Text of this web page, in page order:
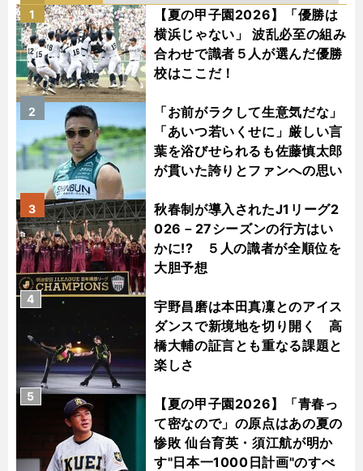
【夏の甲子園2026】「優勝は
横浜じゃない」 波乱必至の組み
合わせで識者５人が選んだ優勝
校はここだ！
1
「お前がラクして生意気だな」
「あいつ若いくせに」厳しい言
葉を浴びせられるも佐藤慎太郎
が貫いた誇りとファンへの思い
2
秋春制が導入されたJ1リーグ2
026－27シーズンの行方はい
かに!? ５人の識者が全順位を
大胆予想
3
宇野昌磨は本田真凜とのアイス
ダンスで新境地を切り開く 高
橋大輔の証言とも重なる課題と
楽しさ
4
【夏の甲子園2026】「青春っ
て密なので」の原点はあの夏の
惨敗 仙台育英・須江航が明か
す"日本一1000日計画"のすべ
5